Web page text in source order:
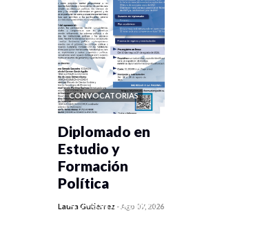
CONVOCATORIAS
0 veces compartido
Diplomado en
Estudio y
Formación
Política
Laura Gutiérrez -Ago 07, 2026